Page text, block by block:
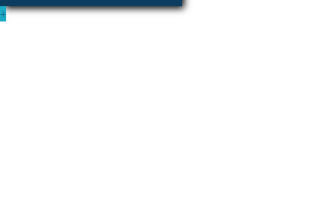
+